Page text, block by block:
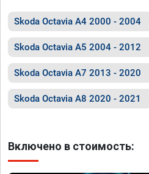
Skoda Octavia A4 2000 - 2004
Skoda Octavia A5 2004 - 2012
Skoda Octavia A7 2013 - 2020
Skoda Octavia A8 2020 - 2021
Включено в стоимость: